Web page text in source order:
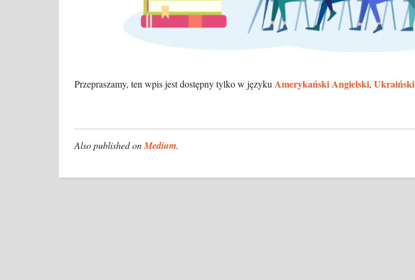
Przepraszamy, ten wpis jest dostępny tylko w języku Amerykański Angielski,Ukraiński
Also published onMedium.